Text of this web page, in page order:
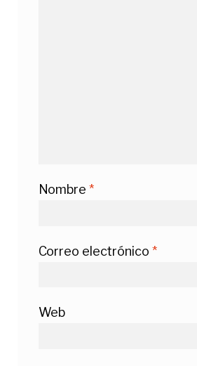
Nombre *
Correo electrónico *
Web